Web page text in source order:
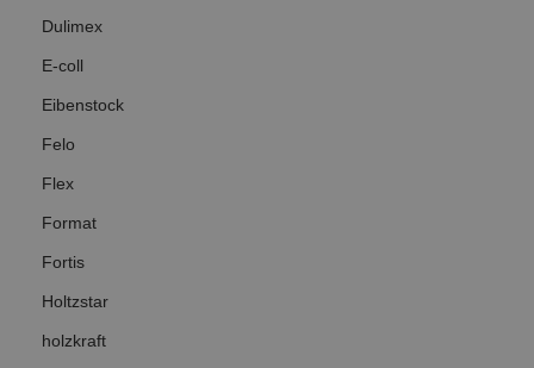
Dulimex
E-coll
Eibenstock
Felo
Flex
Format
Fortis
Holtzstar
holzkraft